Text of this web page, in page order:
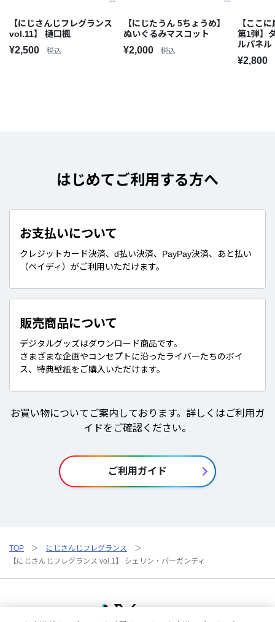
【にじさんじフレグランス
vol.11】 樋口楓
¥2,500 税込
【にじたうん 5ちょうめ】
ぬいぐるみマスコット
¥2,000 税込
【ここ
第1弾】
ルパネル
¥2,800
はじめてご利用する方へ
お支払いについて
クレジットカード決済、d払い決済、PayPay決済、あと払い
（ペイディ）がご利用いただけます。
販売商品について
デジタルグッズはダウンロード商品です。
さまざまな企画やコンセプトに沿ったライバーたちのボイ
ス、特典壁紙をご購入いただけます。
お買い物についてご案内しております。詳しくはご利用ガ
イドをご確認ください。
ご利用ガイド
TOP
にじさんじフレグランス
【にじさんじフレグランス vol.1】 シェリン・バーガンディ